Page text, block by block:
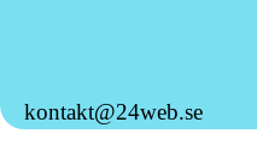
kontakt@24web.se